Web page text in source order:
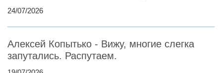
24/07/2026
Алексей Копытько - Вижу, многие слегка
запутались. Распутаем.